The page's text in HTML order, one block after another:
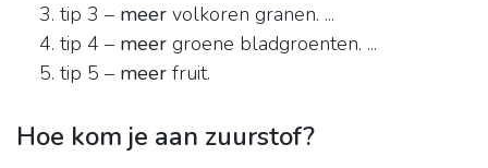
tip 3 – meer volkoren granen. ...
tip 4 – meer groene bladgroenten. ...
tip 5 – meer fruit.
Hoe kom je aan zuurstof?